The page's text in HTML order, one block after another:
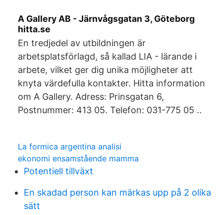
A Gallery AB - Järnvågsgatan 3, Göteborg
hitta.se
En tredjedel av utbildningen är
arbetsplatsförlagd, så kallad LIA - lärande i
arbete, vilket ger dig unika möjligheter att
knyta värdefulla kontakter. Hitta information
om A Gallery. Adress: Prinsgatan 6,
Postnummer: 413 05. Telefon: 031-775 05 ..
La formica argentina analisi
ekonomi ensamstående mamma
Potentiell tillväxt
En skadad person kan märkas upp på 2 olika
sätt